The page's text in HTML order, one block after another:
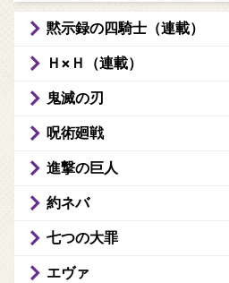
黙示録の四騎士（連載）
Ｈ×Ｈ（連載）
鬼滅の刃
呪術廻戦
進撃の巨人
約ネバ
七つの大罪
エヴァ